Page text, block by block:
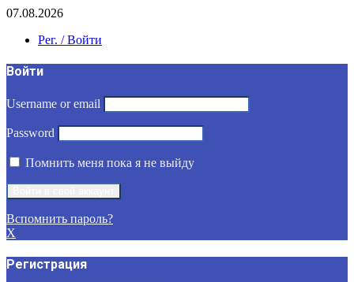
07.08.2026
Рег. / Войти
Войти
Username or email
Password
Помнить меня пока я не выйду
Вспомнить пароль?
X
Регистрация